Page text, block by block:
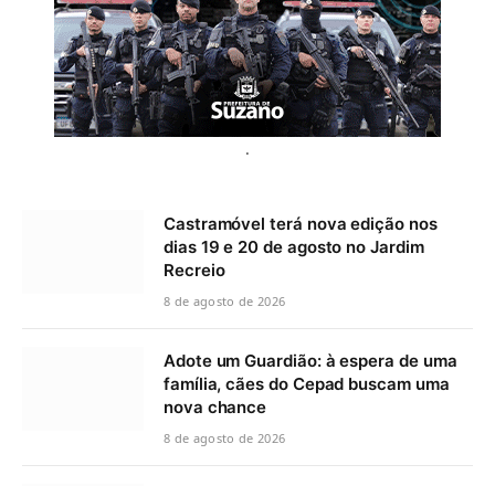
.
Castramóvel terá nova edição nos
dias 19 e 20 de agosto no Jardim
Recreio
8 de agosto de 2026
Adote um Guardião: à espera de uma
família, cães do Cepad buscam uma
nova chance
8 de agosto de 2026